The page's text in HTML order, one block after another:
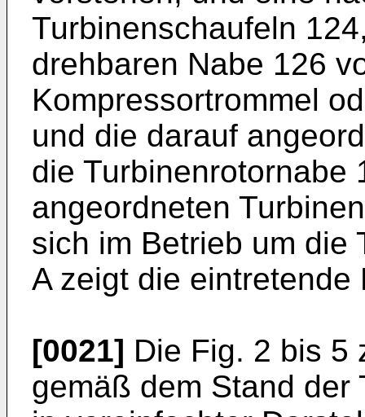
Turbinenschaufeln
drehbaren Nabe 126
Kompressortrommel
und die darauf
die Turbinenrotornabe
angeordneten
sich im Betrieb um die
A zeigt die eintretende
[0021] Die Fig. 2 bis 5
gemäß dem Stand der